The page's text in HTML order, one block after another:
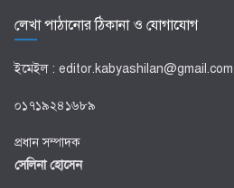
লেখা পাঠানোর ঠিকানা ও যোগাযোগ
ইমেইল : editor.kabyashilan@gmail.com
০১৭১৯২৪১৬৮৯
প্রধান সম্পাদক
সেলিনা হোসেন